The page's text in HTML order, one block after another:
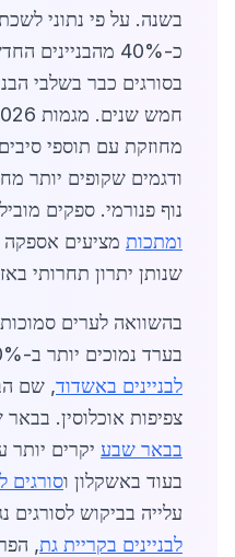
בשנה. על פי נתוני
כ-40%
מחוזקת עם תוספי
ודגמים שקופים יותר
נוף פנורמי. ספקים
ומתכות
שנותן יתרון תחרותי
בהשוואה לערים
בערד נמוכים יותר ב-15-20% מאשר ב
לבניינים באשדוד, שם
צפיפות אוכלוסין.
בבאר שבע יקרים יותר
בעוד באשקלון וסורגים
עלייה בביקוש לסורגים
לבניינים בקריית גת,